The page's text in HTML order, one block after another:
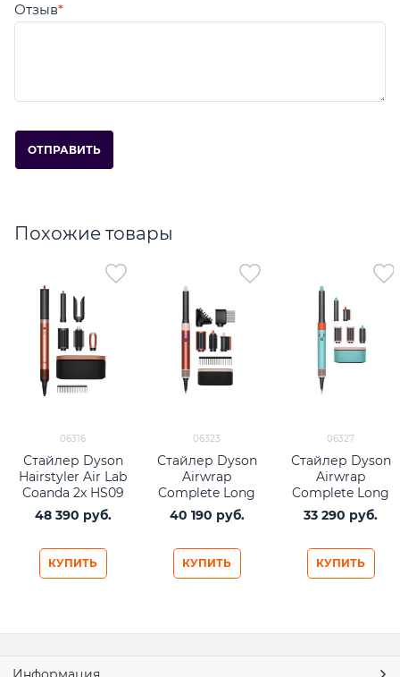
Отзыв
Похожие товары
06316
Стайлер Dyson
Hairstyler Air Lab
Coanda 2x HS09
Straight+Wavy
(2025) Amber Silk
48 390 руб.
КУПИТЬ
06323
Стайлер Dyson
Airwrap
Complete Long
Diffuse HS05
Strawberry
Pink (бронза/
40 190 руб.
КУПИТЬ
06327
Стайлер Dyson
Airwrap
Complete Long
HS05 Ceramic
Pop
33 290 руб.
КУПИТЬ